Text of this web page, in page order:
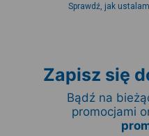
Sprawdź, jak
Zapisz się
Bądź na
promocjami